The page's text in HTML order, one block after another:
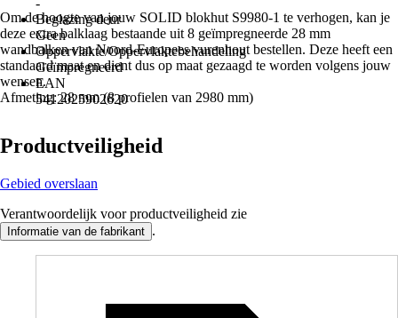
-
Beglazing deur
Geen
Oppervlakte/Oppervlaktebehandeling
Geïmpregneerd
EAN
5412025902620
Om de hoogte van jouw SOLID blokhut S9980-1 te verhogen, kan je
deze extra balklaag bestaande uit 8 geïmpregneerde 28 mm
wandbalken van Noord-Europees vurenhout bestellen. Deze heeft een
standaard maat en dient dus op maat gezaagd te worden volgens jouw
wensen.
Afmeting: 28 mm (8 profielen van 2980 mm)
Productveiligheid
Gebied overslaan
Verantwoordelijk voor productveiligheid zie
Informatie van de fabrikant .